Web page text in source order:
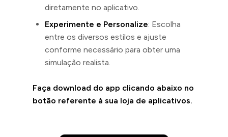
diretamente no aplicativo.
Experimente e Personalize: Escolha
entre os diversos estilos e ajuste
conforme necessário para obter uma
simulação realista.
Faça download do app clicando abaixo no
botão referente à sua loja de aplicativos.